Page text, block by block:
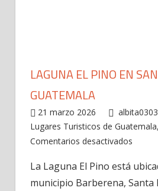
LAGUNA EL PINO EN
GUATEMALA
21 marzo 2026 albita0303
Lugares Turisticos de Guatemala,
Comentarios desactivados
El
Pino
La Laguna El Pino está
municipio Barberena, Santa